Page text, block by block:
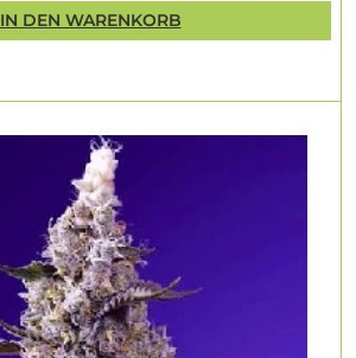
IN DEN WARENKORB